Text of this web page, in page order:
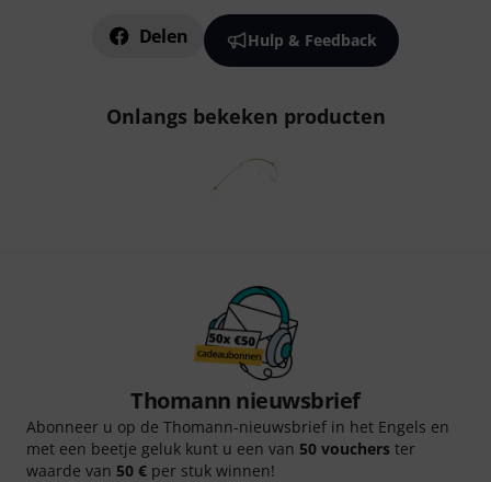
Delen Hulp & Feedback
Onlangs bekeken producten
Thomann nieuwsbrief
Abonneer u op de Thomann-nieuwsbrief in het Engels en
met een beetje geluk kunt u een van 50 vouchers ter
waarde van 50 € per stuk winnen!